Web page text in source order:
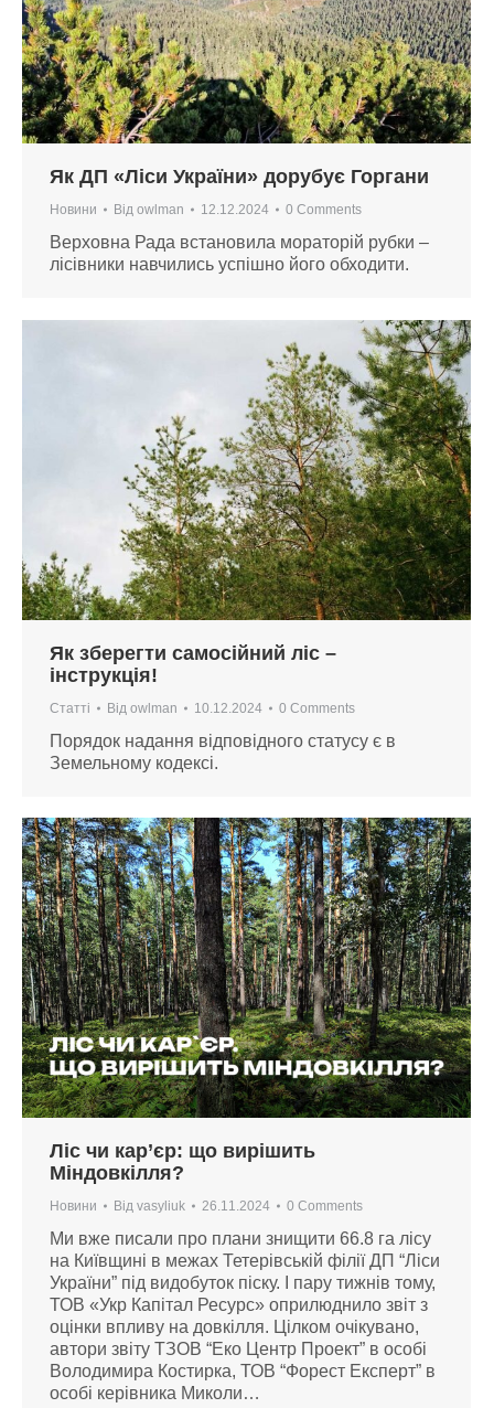
Як ДП «Ліси України» дорубує Горгани
Новини Від owlman 12.12.2024 0 Comments
Верховна Рада встановила мораторій рубки –
лісівники навчились успішно його обходити.
Як зберегти самосійний ліс –
інструкція!
Статті Від owlman 10.12.2024 0 Comments
Порядок надання відповідного статусу є в
Земельному кодексі.
Ліс чи кар’єр: що вирішить
Міндовкілля?
Новини Від vasyliuk 26.11.2024 0 Comments
Ми вже писали про плани знищити 66.8 га лісу
на Київщині в межах Тетерівській філії ДП “Ліси
України” під видобуток піску. І пару тижнів тому,
ТОВ «Укр Капітал Ресурс» оприлюднило звіт з
оцінки впливу на довкілля. Цілком очікувано,
автори звіту ТЗОВ “Еко Центр Проект” в особі
Володимира Костирка, ТОВ “Форест Експерт” в
особі керівника Миколи…